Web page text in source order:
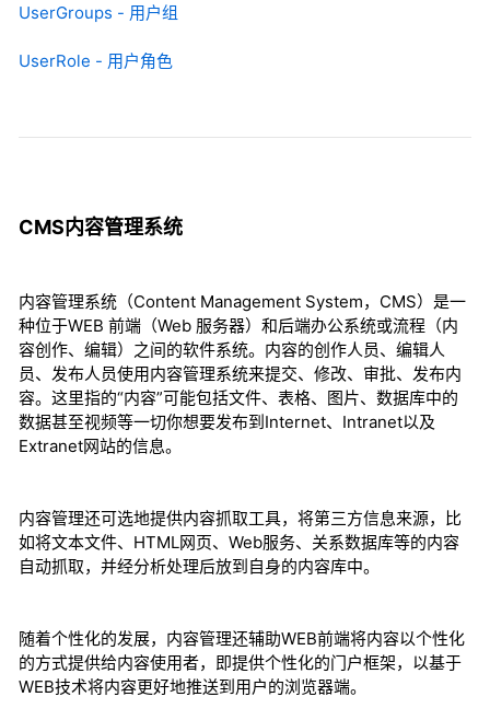
UserGroups - 用户组
UserRole - 用户角色
CMS内容管理系统
内容管理系统（Content Management System，CMS）是一
种位于WEB 前端（Web 服务器）和后端办公系统或流程（内
容创作、编辑）之间的软件系统。内容的创作人员、编辑人
员、发布人员使用内容管理系统来提交、修改、审批、发布内
容。这里指的“内容”可能包括文件、表格、图片、数据库中的
数据甚至视频等一切你想要发布到Internet、Intranet以及
Extranet网站的信息。
内容管理还可选地提供内容抓取工具，将第三方信息来源，比
如将文本文件、HTML网页、Web服务、关系数据库等的内容
自动抓取，并经分析处理后放到自身的内容库中。
随着个性化的发展，内容管理还辅助WEB前端将内容以个性化
的方式提供给内容使用者，即提供个性化的门户框架，以基于
WEB技术将内容更好地推送到用户的浏览器端。